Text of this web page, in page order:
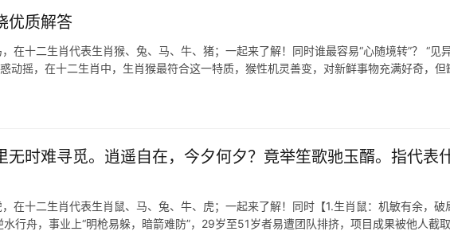
优质解答
在十二生肖代表生肖猴、兔、马、牛、猪；一起来了解！同时谁最容易“心随境转”？ “见
动摇，在十二生肖中，生肖猴最符合这一特质，猴性机灵善变，对新鲜事物充满好奇，但
无时难寻觅。逍遥自在，今夕何夕？竟举笙歌驰玉醑。指代表
在十二生肖代表生肖鼠、马、兔、牛、虎；一起来了解！同时【1.生肖鼠：机敏有余，破
行舟，事业上“明枪易躲，暗箭难防”，29岁至51岁者易遭团队排挤，项目成果被他人截